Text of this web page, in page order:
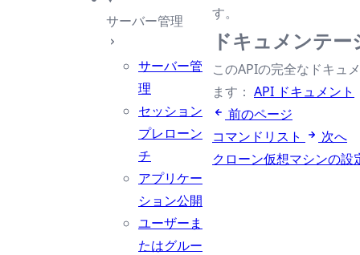
サーバー管理
サーバー管
理
セッション
プレローン
チ
アプリケー
ション公開
ユーザーま
たはグルー
す。
ドキュメンテ
このAPIの完全なドキュ
ます： API ドキュメント
前のページ
コマンドリスト
次へ
クローン仮想マシンの設